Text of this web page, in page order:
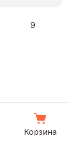
9
Корзина